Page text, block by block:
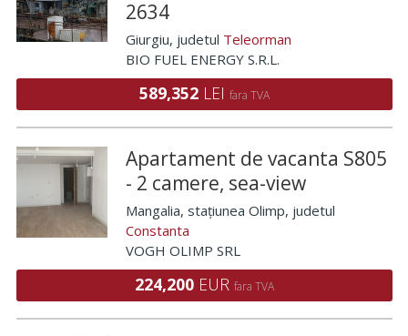
2634
Giurgiu, judetul Teleorman
BIO FUEL ENERGY S.R.L.
589,352 LEI fara TVA
Apartament de vacanta S805
- 2 camere, sea-view
Mangalia, stațiunea Olimp, judetul
Constanta
VOGH OLIMP SRL
224,200 EUR fara TVA